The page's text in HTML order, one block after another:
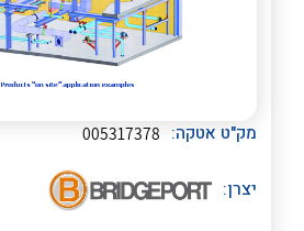
הצוות שלנו
לכל מוצרי היצרן
מק"ט אטקה: 005317378
יצרן: